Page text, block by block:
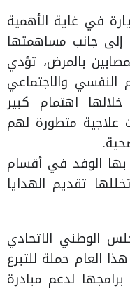
في غاية الأهمية
إلى جانب مساهمتها
بالمرض، تؤدي
والاجتماعي
اهتمام كبير
علاجية متطورة لهم
بها الوفد في أقسام
تقديم الهدايا
الوطني الاتحادي
العام حملة للتبرع
لدعم مبادرة